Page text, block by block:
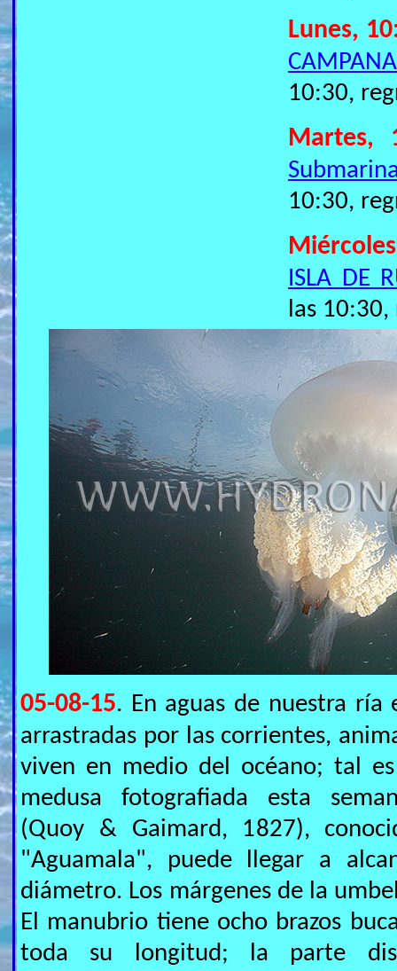
Lunes,
10:30,
Martes,
10:30,
ISLA DE
las 10:30,
05-08-15. En aguas de nuestra ría
arrastradas por las corrientes,
viven en medio del océano; tal
medusa fotografiada esta
(Quoy & Gaimard, 1827),
"Aguamala", puede llegar a
diámetro. Los márgenes de la
El manubrio tiene ocho brazos
toda su longitud; la parte